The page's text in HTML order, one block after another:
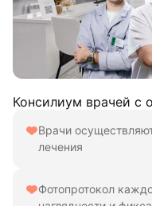
Консилиум врачей с
Врачи
лечения
Фотопротокол